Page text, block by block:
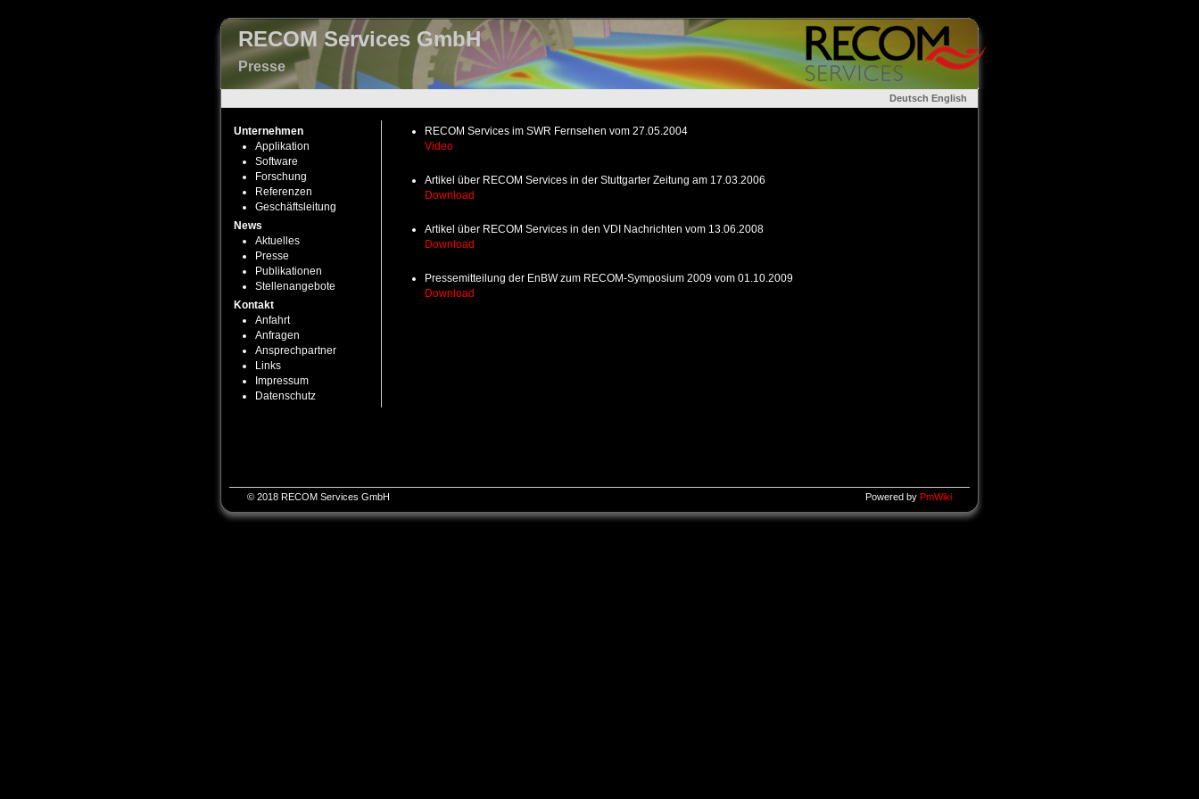
RECOM Services GmbH
Presse
Deutsch English
Unternehmen
Applikation
Software
Forschung
Referenzen
Geschäftsleitung
News
Aktuelles
Presse
Publikationen
Stellenangebote
Kontakt
Anfahrt
Anfragen
Ansprechpartner
Links
Impressum
Datenschutz
RECOM Services im SWR Fernsehen vom 27.05.2004
Video
Artikel über RECOM Services in der Stuttgarter Zeitung am 17.03.2006
Download
Artikel über RECOM Services in den VDI Nachrichten vom 13.06.2008
Download
Pressemitteilung der EnBW zum RECOM-Symposium 2009 vom 01.10.2009
Download
© 2018 RECOM Services GmbH Powered by PmWiki